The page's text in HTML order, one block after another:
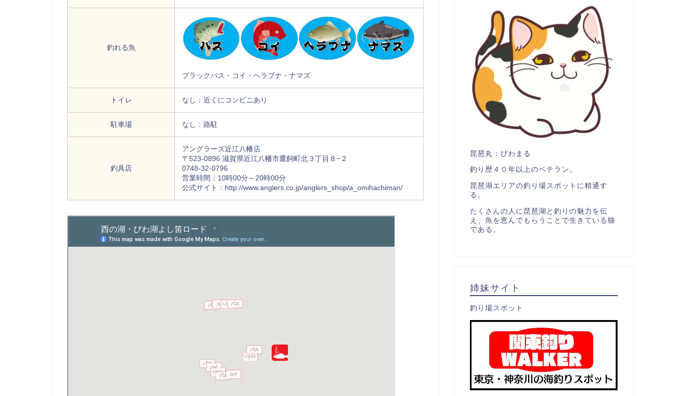
釣れる魚
ブラックバス・コイ・ヘラブナ・ナマズ
トイレ なし：近くにコンビニあり
駐車場 なし：路駐
釣具店
アングラーズ近江八幡店
〒523-0896 滋賀県近江八幡市鷹飼町北３丁目８−２
0748-32-0796
営業時間：10時00分～20時00分
公式サイト：http://www.anglers.co.jp/anglers_shop/a_omihachiman/
琵琶丸：びわまる
釣り歴４０年以上のベテラン。
琵琶湖エリアの釣り場スポットに精通す
る。
たくさんの人に琵琶湖と釣りの魅力を伝
え、魚を恵んでもらうことで生きている猫
である。
姉妹サイト
釣り場スポット